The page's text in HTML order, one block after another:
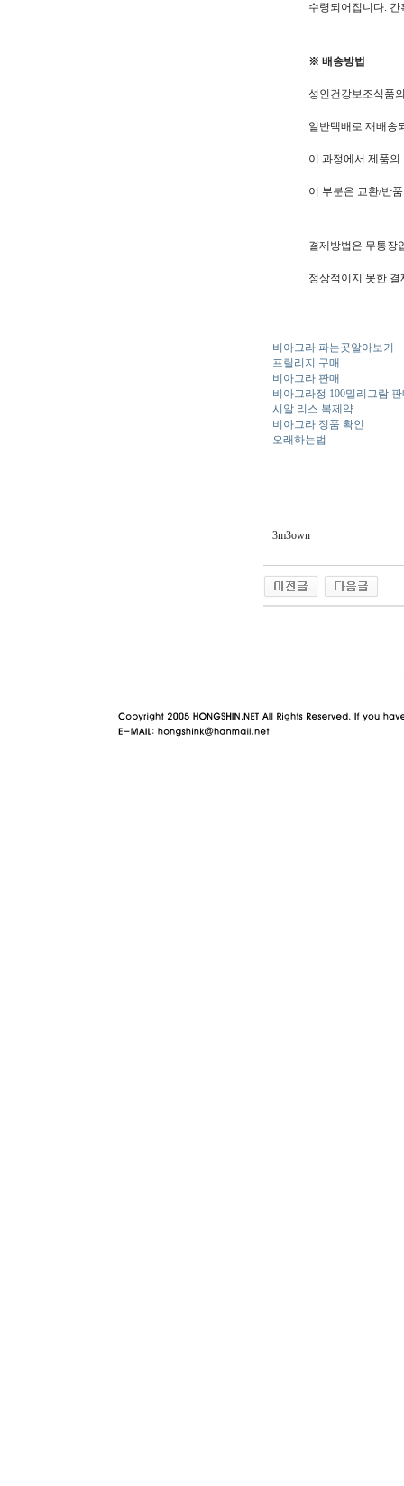
수령되어집니다.
※ 배송방법
성인건강보조식품
일반택배로 재배송
이 과정에서 제품
이 부분은 교환/반
결제방법은 무통장
정상적이지 못한
비아그라 파는곳알아보기
프릴리지 구매
비아그라 판매
비아그라정 100밀리그람
시알 리스 복제약
비아그라 정품 확인
오래하는법
3m3own